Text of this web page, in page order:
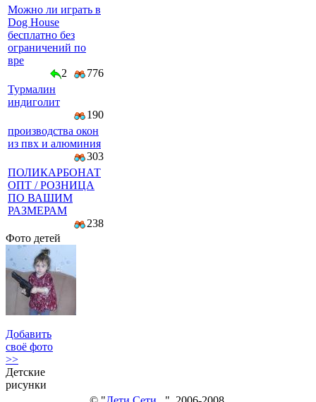
Можно ли играть в
Dog House
бесплатно без
ограничений по
вре
2
776
Турмалин
индиголит
190
производства окон
из пвх и алюминия
303
ПОЛИКАРБОНАТ
ОПТ / РОЗНИЦА
ПО ВАШИМ
РАЗМЕРАМ
238
Фото детей
Добавить
своё фото
>>
Детские
рисунки